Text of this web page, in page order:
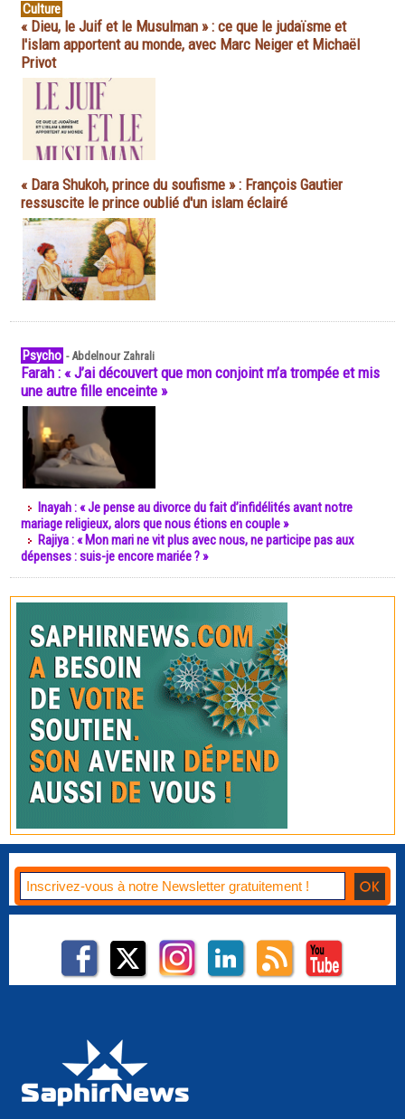
Culture
« Dieu, le Juif et le Musulman » : ce que le judaïsme et
l'islam apportent au monde, avec Marc Neiger et Michaël
Privot
« Dara Shukoh, prince du soufisme » : François Gautier
ressuscite le prince oublié d'un islam éclairé
Psycho -Abdelnour Zahrali
Farah : « J’ai découvert que mon conjoint m’a trompée et mis
une autre fille enceinte »
Inayah : « Je pense au divorce du fait d’infidélités avant notre
mariage religieux, alors que nous étions en couple »
Rajiya : « Mon mari ne vit plus avec nous, ne participe pas aux
dépenses : suis-je encore mariée ? »